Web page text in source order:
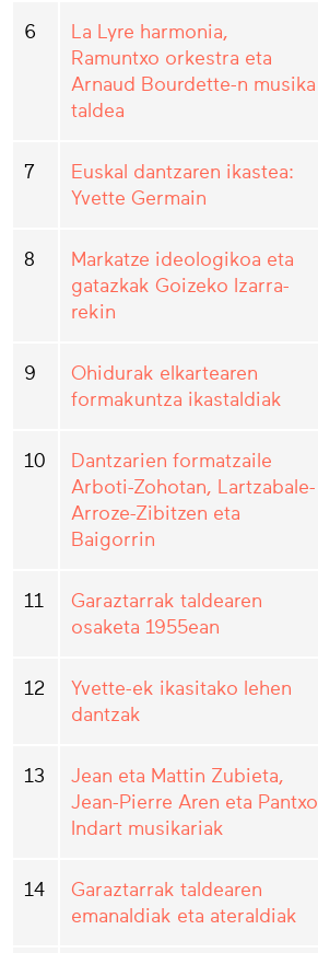
6
La Lyre harmonia,
Ramuntxo orkestra eta
Arnaud Bourdette-n musika
taldea
7
Euskal dantzaren ikastea:
Yvette Germain
8
Markatze ideologikoa eta
gatazkak Goizeko Izarra-
rekin
9
Ohidurak elkartearen
formakuntza ikastaldiak
10
Dantzarien formatzaile
Arboti-Zohotan, Lartzabale-
Arroze-Zibitzen eta
Baigorrin
11
Garaztarrak taldearen
osaketa 1955ean
12
Yvette-ek ikasitako lehen
dantzak
13
Jean eta Mattin Zubieta,
Jean-Pierre Aren eta Pantxo
Indart musikariak
14
Garaztarrak taldearen
emanaldiak eta ateraldiak